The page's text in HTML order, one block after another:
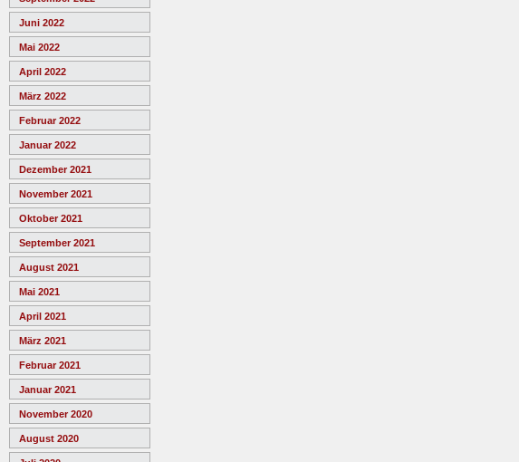
Juni 2022
Mai 2022
April 2022
März 2022
Februar 2022
Januar 2022
Dezember 2021
November 2021
Oktober 2021
September 2021
August 2021
Mai 2021
April 2021
März 2021
Februar 2021
Januar 2021
November 2020
August 2020